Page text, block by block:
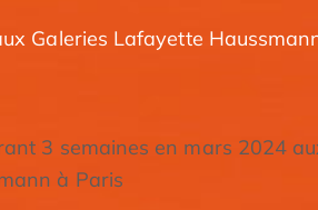
Galeries Lafayette
3 semaines en mars 2024
à Paris